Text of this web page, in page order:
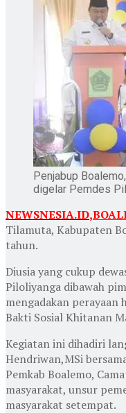
Penjabup
digelar Pemdes
NEWSNESIA.ID,
Tilamuta, Kabupaten
tahun.
Diusia yang cukup
Piloliyanga dibawah
mengadakan perayaan
Bakti Sosial Khitanan
Kegiatan ini dihadiri
Hendriwan,MSi
Pemkab Boalemo,
masyarakat, unsur
masyarakat setempat.